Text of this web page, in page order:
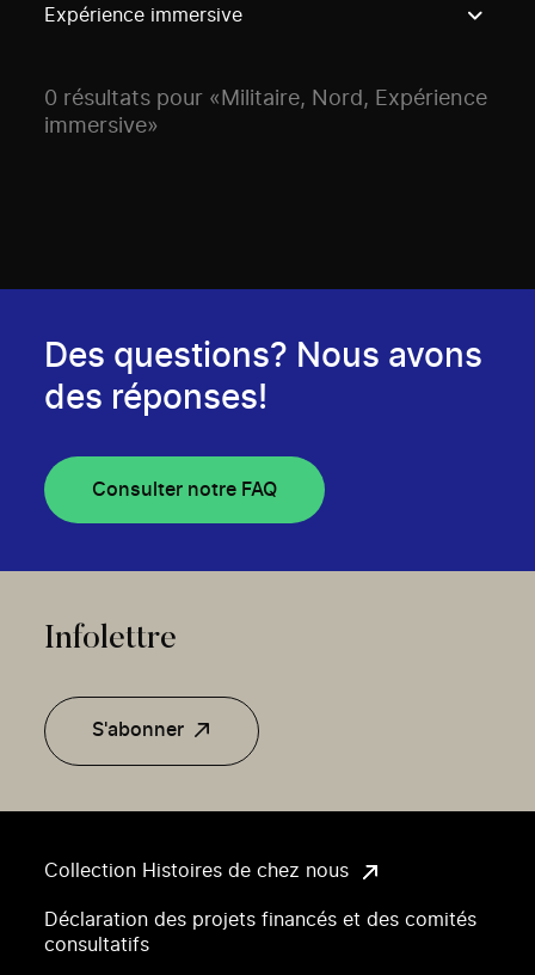
Expérience immersive
0 résultats pour «Militaire, Nord, Expérience
immersive»
Collection Histoires de chez nous
Déclaration des projets financés et des comités
consultatifs
Des questions? Nous avons
des réponses!
Consulter notre FAQ
Infolettre
S'abonner